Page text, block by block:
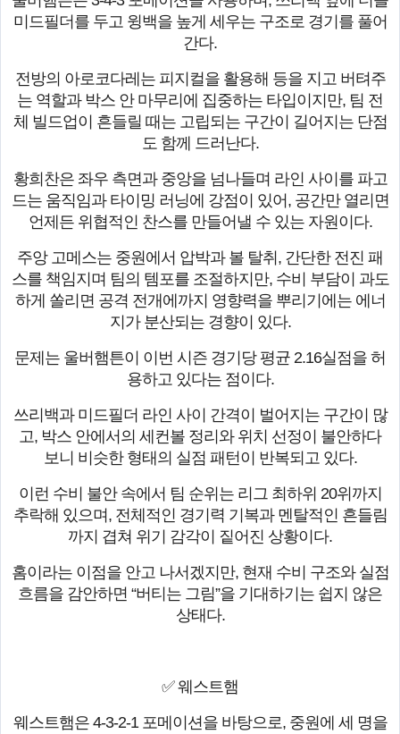
미드필더를 두고 윙백을 높게 세우는 구조로 경기를 풀어
간다.
전방의 아로코다레는 피지컬을 활용해 등을 지고 버텨주
는 역할과 박스 안 마무리에 집중하는 타입이지만, 팀 전
체 빌드업이 흔들릴 때는 고립되는 구간이 길어지는 단점
도 함께 드러난다.
황희찬은 좌우 측면과 중앙을 넘나들며 라인 사이를 파고
드는 움직임과 타이밍 러닝에 강점이 있어, 공간만 열리면
언제든 위협적인 찬스를 만들어낼 수 있는 자원이다.
주앙 고메스는 중원에서 압박과 볼 탈취, 간단한 전진 패
스를 책임지며 팀의 템포를 조절하지만, 수비 부담이 과도
하게 쏠리면 공격 전개에까지 영향력을 뿌리기에는 에너
지가 분산되는 경향이 있다.
문제는 울버햄튼이 이번 시즌 경기당 평균 2.16실점을 허
용하고 있다는 점이다.
쓰리백과 미드필더 라인 사이 간격이 벌어지는 구간이 많
고, 박스 안에서의 세컨볼 정리와 위치 선정이 불안하다
보니 비슷한 형태의 실점 패턴이 반복되고 있다.
이런 수비 불안 속에서 팀 순위는 리그 최하위 20위까지
추락해 있으며, 전체적인 경기력 기복과 멘탈적인 흔들림
까지 겹쳐 위기 감각이 짙어진 상황이다.
홈이라는 이점을 안고 나서겠지만, 현재 수비 구조와 실점
흐름을 감안하면 “버티는 그림”을 기대하기는 쉽지 않은
상태다.
✅ 웨스트햄
웨스트햄은 4-3-2-1 포메이션을 바탕으로, 중원에 세 명을